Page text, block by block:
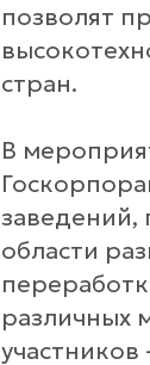
позволят
стран.
В
области
различных